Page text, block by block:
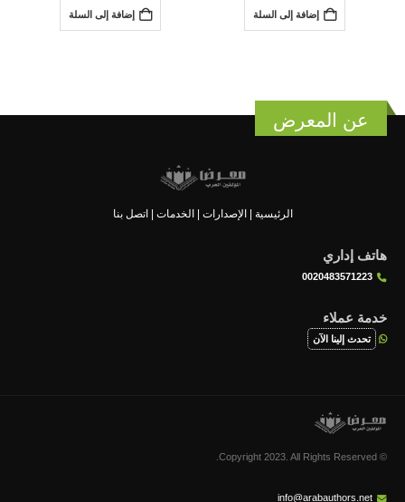
إضافة إلى السلة إضافة إلى السلة
عن المعرض
الرئيسية الإصدارات الخدمات اتصل بنا
هاتف إداري
0020483571223
خدمة عملاء
تحدث إلينا الآن
© Copyright 2023. All Rights Reserved.
info@arabauthors.net